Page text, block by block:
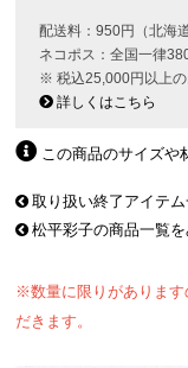
配送料：950円（北海
ネコポス：全国一律
※ 税込25,000円以上
詳しくはこちら
この商品のサイズや
取り扱い終了アイテ
松平彩子の商品一覧を
※数量に限りがあります
だきます。